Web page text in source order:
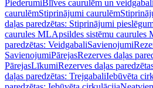
PiederumiBlīves caurulēm un
caurulēmStiprinājumi caurulēm
daļas paredzētas: Stiprinājumi
caurules MLApsildes sistēmu caurules
paredzētas: VeidgabaliSavienojumi
SavienojumiPārejasRezerves daļas
PārejasLīkumiRezerves daļas
daļas paredzētas: TrejgabaliIebūvēta